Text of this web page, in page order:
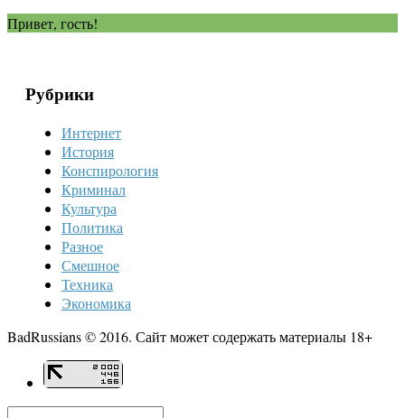
Привет, гость!
Рубрики
Интернет
История
Конспирология
Криминал
Культура
Политика
Разное
Смешное
Техника
Экономика
BadRussians © 2016. Сайт может содержать материалы 18+